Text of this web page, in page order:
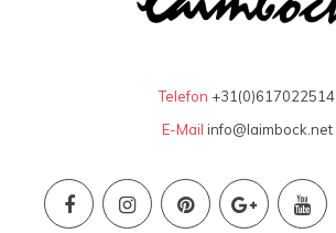
Telefon +31(0)617022514
E-Mail info@laimbock.net